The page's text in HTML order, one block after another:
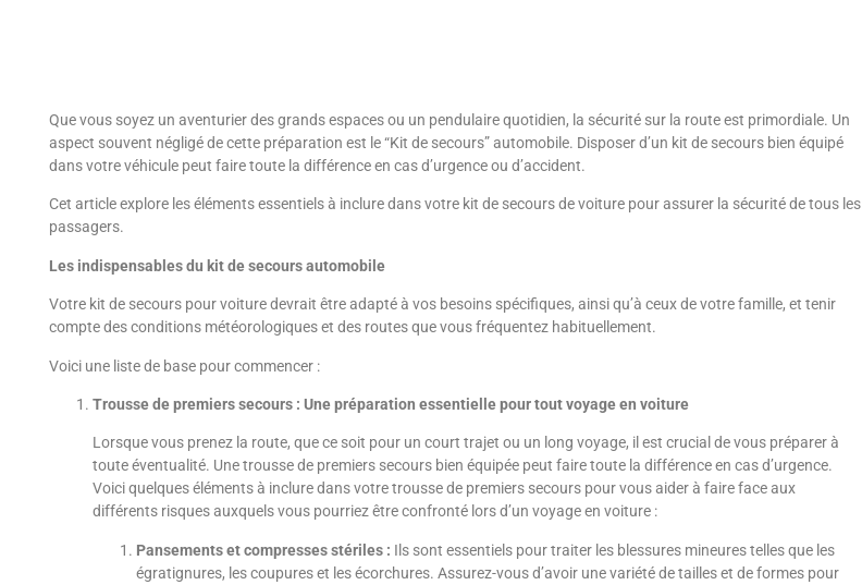
Que vous soyez un aventurier des grands espaces ou un pendulaire quotidien, la sécurité sur la route est primordiale. Un
aspect souvent négligé de cette préparation est le “Kit de secours” automobile. Disposer d’un kit de secours bien équipé
dans votre véhicule peut faire toute la différence en cas d’urgence ou d’accident.
Cet article explore les éléments essentiels à inclure dans votre kit de secours de voiture pour assurer la sécurité de tous les
passagers.
Les indispensables du kit de secours automobile
Votre kit de secours pour voiture devrait être adapté à vos besoins spécifiques, ainsi qu’à ceux de votre famille, et tenir
compte des conditions météorologiques et des routes que vous fréquentez habituellement.
Voici une liste de base pour commencer :
Trousse de premiers secours : Une préparation essentielle pour tout voyage en voiture
Lorsque vous prenez la route, que ce soit pour un court trajet ou un long voyage, il est crucial de vous préparer à
toute éventualité. Une trousse de premiers secours bien équipée peut faire toute la différence en cas d’urgence.
Voici quelques éléments à inclure dans votre trousse de premiers secours pour vous aider à faire face aux
différents risques auxquels vous pourriez être confronté lors d’un voyage en voiture :
Pansements et compresses stériles : Ils sont essentiels pour traiter les blessures mineures telles que les
égratignures, les coupures et les écorchures. Assurez-vous d’avoir une variété de tailles et de formes pour